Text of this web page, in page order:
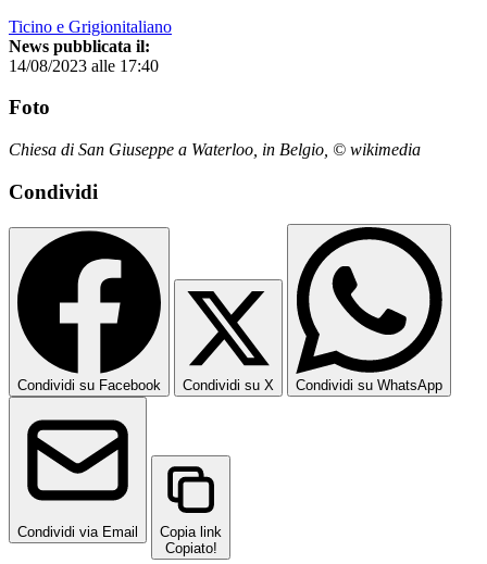
Ticino e Grigionitaliano
News pubblicata il:
14/08/2023 alle 17:40
Foto
Chiesa di San Giuseppe a Waterloo, in Belgio, © wikimedia
Condividi
Condividi su Facebook Condividi su X Condividi su WhatsApp
Condividi via Email
Copia link
Copiato!